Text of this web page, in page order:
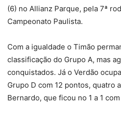
(6) no Allianz Parque, pela 7ª
Campeonato Paulista.
Com a igualdade o Timão
classificação do Grupo A, mas
conquistados. Já o Verdão
Grupo D com 12 pontos, quatro
Bernardo, que ficou no 1 a 1